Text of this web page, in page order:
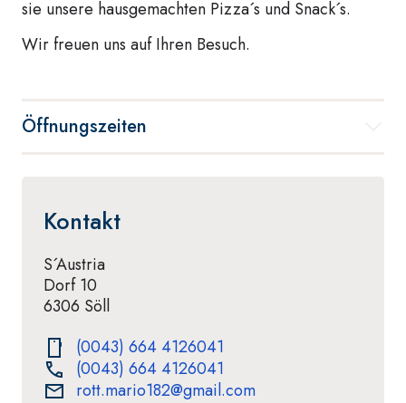
Kontakt
S´Austria
Dorf 10
6306 Söll
(0043) 664 4126041
(0043) 664 4126041
rott.mario182@gmail.com
sie unsere hausgemachten Pizza´s und Snack´s.
Wir freuen uns auf Ihren Besuch.
Öffnungszeiten